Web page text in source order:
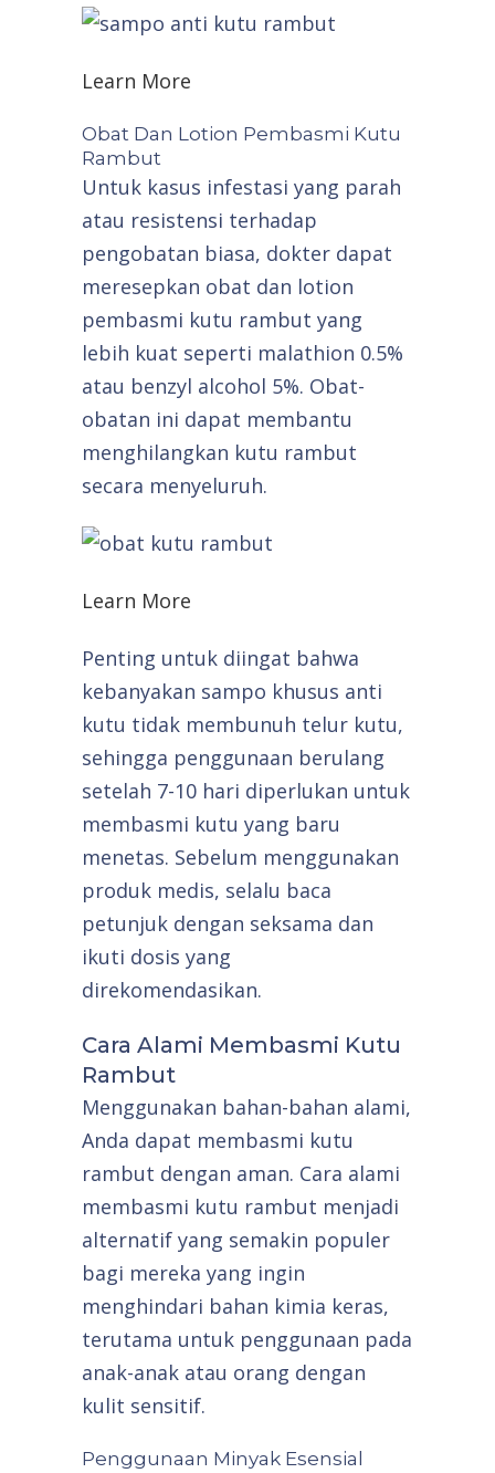
Learn More
Obat Dan Lotion Pembasmi Kutu
Rambut
Untuk kasus infestasi yang parah
atau resistensi terhadap
pengobatan biasa, dokter dapat
meresepkan obat dan lotion
pembasmi kutu rambut yang
lebih kuat seperti malathion 0.5%
atau benzyl alcohol 5%. Obat-
obatan ini dapat membantu
menghilangkan kutu rambut
secara menyeluruh.
Learn More
Penting untuk diingat bahwa
kebanyakan sampo khusus anti
kutu tidak membunuh telur kutu,
sehingga penggunaan berulang
setelah 7-10 hari diperlukan untuk
membasmi kutu yang baru
menetas. Sebelum menggunakan
produk medis, selalu baca
petunjuk dengan seksama dan
ikuti dosis yang
direkomendasikan.
Cara Alami Membasmi Kutu
Rambut
Menggunakan bahan-bahan alami,
Anda dapat membasmi kutu
rambut dengan aman. Cara alami
membasmi kutu rambut menjadi
alternatif yang semakin populer
bagi mereka yang ingin
menghindari bahan kimia keras,
terutama untuk penggunaan pada
anak-anak atau orang dengan
kulit sensitif.
Penggunaan Minyak Esensial